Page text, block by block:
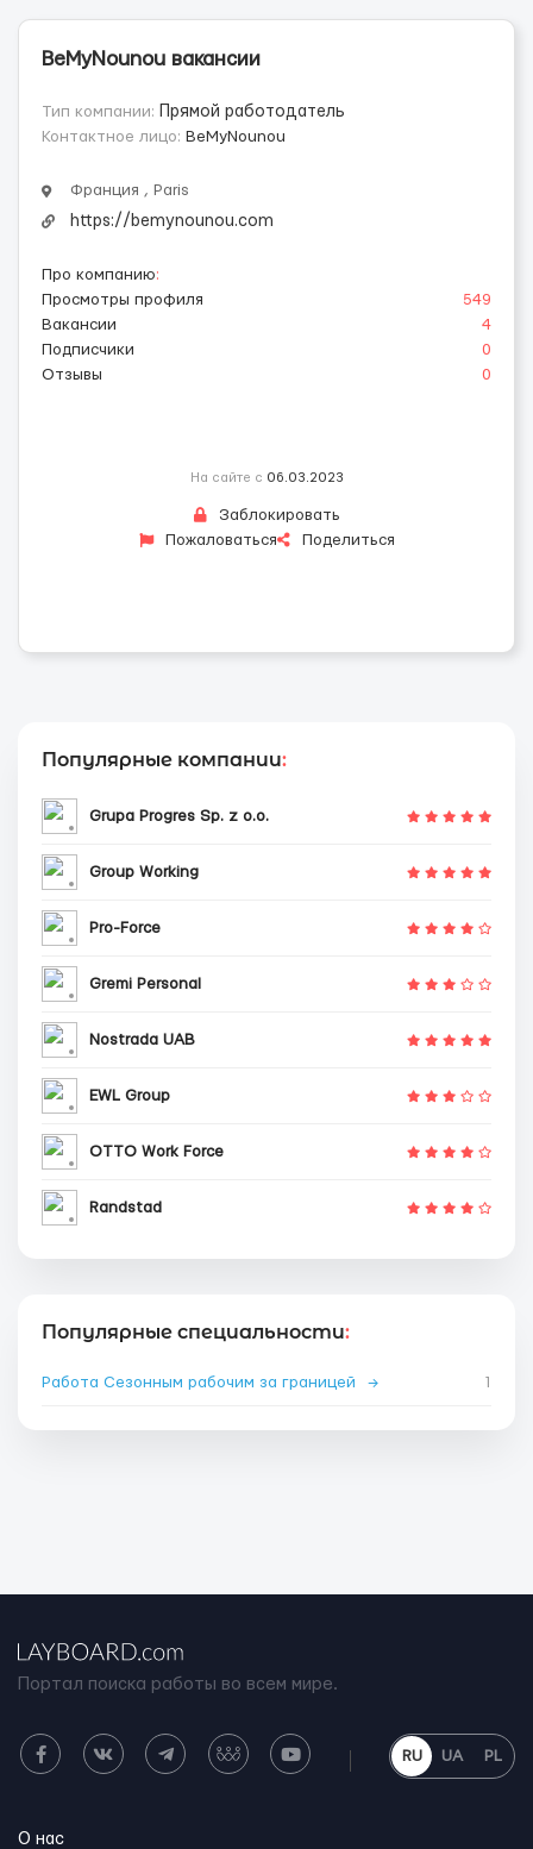
BeMyNounou вакансии
Тип компании:
Прямой работодатель
Контактное лицо: BeMyNounou
Франция , Paris
https://bemynounou.com
Про компанию:
Просмотры профиля
549
Вакансии
4
Подписчики
0
Отзывы
0
На сайте с 06.03.2023
Заблокировать
Пожаловаться
Поделиться
Популярные компании:
Grupa Progres Sp. z o.o.
Group Working
Pro-Force
Gremi Personal
Nostrada UAB
EWL Group
OTTO Work Force
Randstad
Популярные специальности:
Работа Сезонным рабочим за границей → 1
Портал поиска работы во всем мире.
RU UA PL
О нас